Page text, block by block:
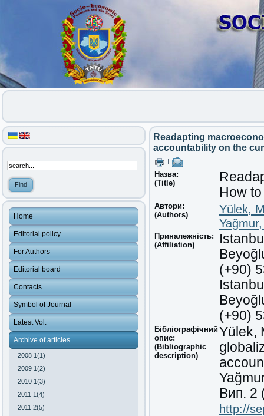
Home
Editorial policy
For Authors
Editorial board
Contacts
Symbol of Journal
Latest Vol.
Archive of articles
2008 1(1)
2009 1(2)
2010 1(3)
2011 1(4)
2011 2(5)
Readapting
accountability on the
Назва:
(Title)
How
Автори:
(Authors)
Yülek,
Приналежність:
(Affiliation)
(+90)
(+90)
Бібліографічний
опис:
(Bibliographic
description)
Yülek,
Вип. 2
http://